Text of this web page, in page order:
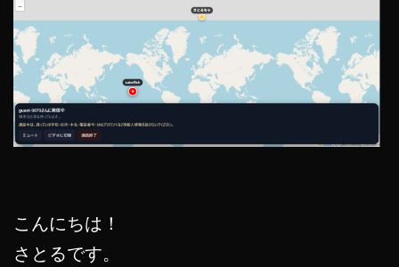
こんにちは！
さとるです。